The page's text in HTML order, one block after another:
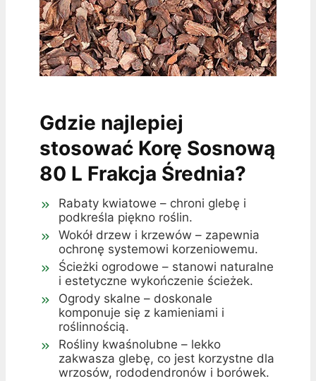
Gdzie najlepiej
stosować Korę Sosnową
80 L Frakcja Średnia?
Rabaty kwiatowe – chroni glebę i
podkreśla piękno roślin.
Wokół drzew i krzewów – zapewnia
ochronę systemowi korzeniowemu.
Ścieżki ogrodowe – stanowi naturalne
i estetyczne wykończenie ścieżek.
Ogrody skalne – doskonale
komponuje się z kamieniami i
roślinnością.
Rośliny kwaśnolubne – lekko
zakwasza glebę, co jest korzystne dla
wrzosów, rododendronów i borówek.